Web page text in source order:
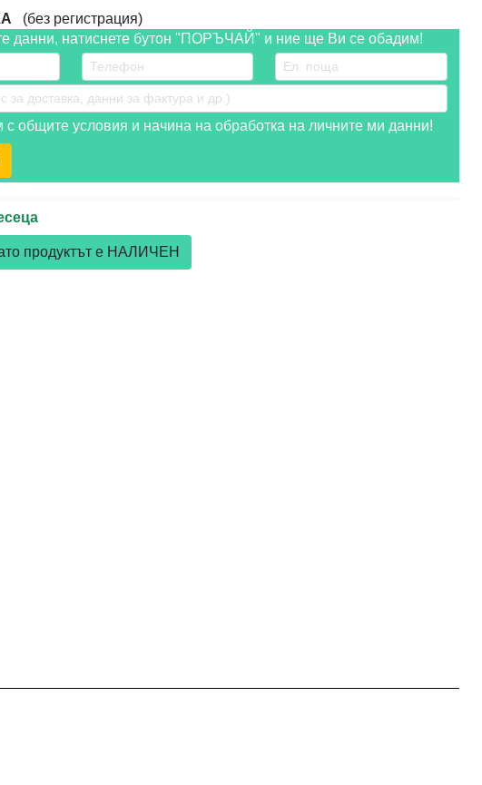
(без регистрация)
данни, натиснете бутон "ПОРЪЧАЙ" и ние ще Ви се обадим!
общите условия и начина на обработка на личните ми данни!
продуктът е НАЛИЧЕН